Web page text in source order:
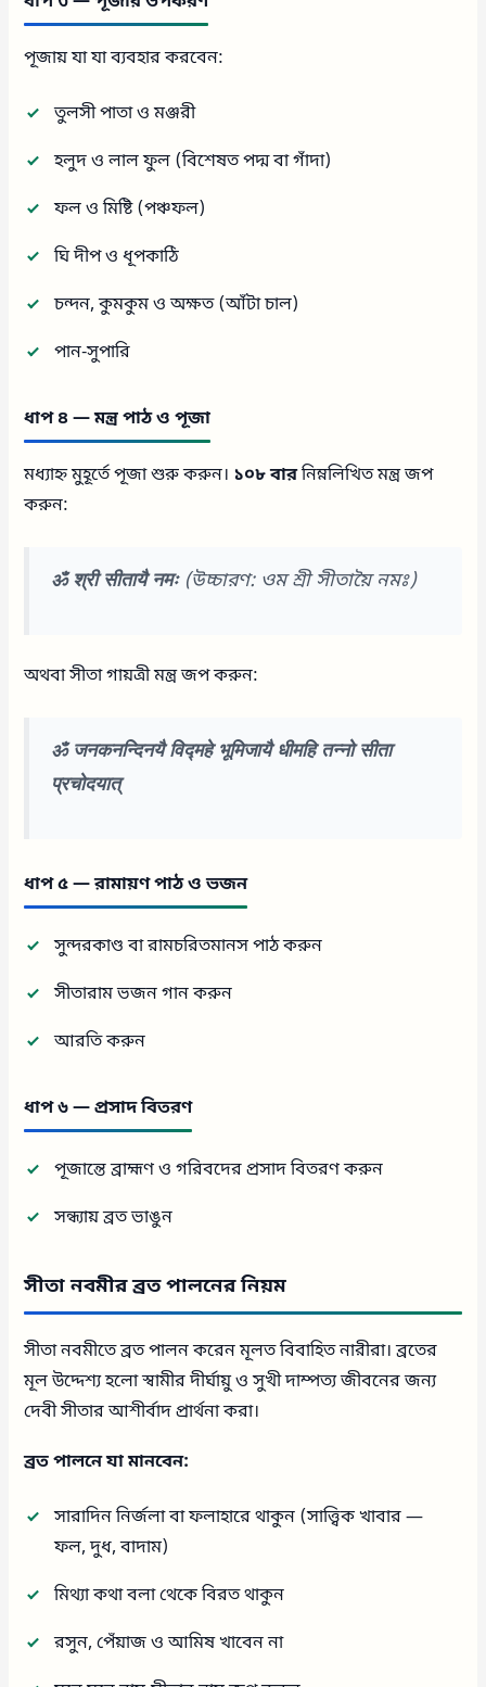
পূজায় যা যা ব্যবহার করবেন:
তুলসী পাতা ও মঞ্জরী
হলুদ ও লাল ফুল (বিশেষত পদ্ম বা গাঁদা)
ফল ও মিষ্টি (পঞ্চফল)
ঘি দীপ ও ধূপকাঠি
চন্দন, কুমকুম ও অক্ষত (আঁটা চাল)
পান-সুপারি
ধাপ ৪ — মন্ত্র পাঠ ও পূজা
মধ্যাহ্ন মুহূর্তে পূজা শুরু করুন। ১০৮ বারনিম্নলিখিত মন্ত্র জপ
করুন:
ॐ श्री सीतायै नमः(উচ্চারণ: ওম শ্রী সীতায়ৈ নমঃ)
অথবা সীতা গায়ত্রী মন্ত্র জপ করুন:
ॐ जनकनन्दिनयै विद्महे भूमिजायै धीमहि तन्नो सीता
प्रचोदयात्
ধাপ ৫ — রামায়ণ পাঠ ও ভজন
সুন্দরকাণ্ড বা রামচরিতমানস পাঠ করুন
সীতারাম ভজন গান করুন
আরতি করুন
ধাপ ৬ — প্রসাদ বিতরণ
পূজান্তে ব্রাহ্মণ ও গরিবদের প্রসাদ বিতরণ করুন
সন্ধ্যায় ব্রত ভাঙুন
সীতা নবমীর ব্রত পালনের নিয়ম
সীতা নবমীতে ব্রত পালন করেন মূলত বিবাহিত নারীরা। ব্রতের
মূল উদ্দেশ্য হলো স্বামীর দীর্ঘায়ু ও সুখী দাম্পত্য জীবনের জন্য
দেবী সীতার আশীর্বাদ প্রার্থনা করা।
ব্রত পালনে যা মানবেন:
সারাদিন নির্জলা বা ফলাহারে থাকুন (সাত্ত্বিক খাবার —
ফল, দুধ, বাদাম)
মিথ্যা কথা বলা থেকে বিরত থাকুন
রসুন, পেঁয়াজ ও আমিষ খাবেন না